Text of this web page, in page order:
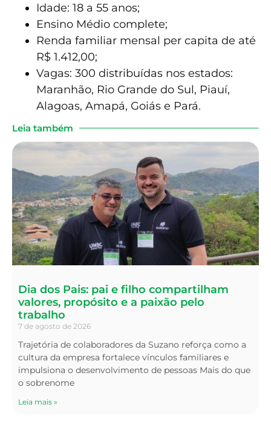
Idade: 18 a 55 anos;
Ensino Médio complete;
Renda familiar mensal per capita de até
R$ 1.412,00;
Vagas: 300 distribuídas nos estados:
Maranhão, Rio Grande do Sul, Piauí,
Alagoas, Amapá, Goiás e Pará.
Leia também
Dia dos Pais: pai e filho compartilham
valores, propósito e a paixão pelo
trabalho
7 de agosto de 2026
Trajetória de colaboradores da Suzano reforça como a
cultura da empresa fortalece vínculos familiares e
impulsiona o desenvolvimento de pessoas Mais do que
o sobrenome
Leia mais »